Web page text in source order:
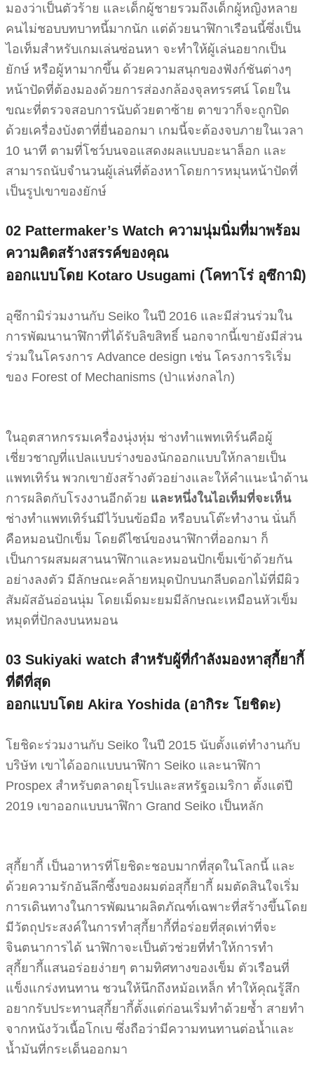
มองว่าเป็นตัวร้าย และเด็กผู้ชายรวมถึงเด็กผู้หญิงหลาย
คนไม่ชอบบทบาทนี้มากนัก แต่ด้วยนาฬิกาเรือนนี้ซึ่งเป็น
ไอเท็มสำหรับเกมเล่นซ่อนหา จะทำให้ผู้เล่นอยากเป็น
ยักษ์ หรือผู้หามากขึ้น ด้วยความสนุกของฟังก์ชันต่างๆ
หน้าปัดที่ต้องมองด้วยการส่องกล้องจุลทรรศน์ โดยใน
ขณะที่ตรวจสอบการนับด้วยตาซ้าย ตาขวาก็จะถูกปิด
ด้วยเครื่องบังตาที่ยื่นออกมา เกมนี้จะต้องจบภายในเวลา
10 นาที ตามที่โชว์บนจอแสดงผลแบบอะนาล็อก และ
สามารถนับจำนวนผู้เล่นที่ต้องหาโดยการหมุนหน้าปัดที่
เป็นรูปเขาของยักษ์
02 Pattermaker’s Watch ความนุ่มนิ่มที่มาพร้อม
ความคิดสร้างสรรค์ของคุณ
ออกแบบโดย Kotaro Usugami (โคทาโร่ อุซึกามิ)
อุซึกามิร่วมงานกับ Seiko ในปี 2016 และมีส่วนร่วมใน
การพัฒนานาฬิกาที่ได้รับลิขสิทธิ์ นอกจากนี้เขายังมีส่วน
ร่วมในโครงการ Advance design เช่น โครงการริเริ่ม
ของ Forest of Mechanisms (ป่าแห่งกลไก)
ในอุตสาหกรรมเครื่องนุ่งหุ่ม ช่างทำแพทเทิร์นคือผู้
เชี่ยวชาญที่แปลแบบร่างของนักออกแบบให้กลายเป็น
แพทเทิร์น พวกเขายังสร้างตัวอย่างและให้คำแนะนำด้าน
การผลิตกับโรงงานอีกด้วย และหนึ่งในไอเท็มที่จะเห็น
ช่างทำแพทเทิร์นมีไว้บนข้อมือ หรือบนโต๊ะทำงาน นั่นก็
คือหมอนปักเข็ม โดยดีไซน์ของนาฬิกาที่ออกมา ก็
เป็นการผสมผสานนาฬิกาและหมอนปักเข็มเข้าด้วยกัน
อย่างลงตัว มีลักษณะคล้ายหมุดปักบนกลีบดอกไม้ที่มีผิว
สัมผัสอันอ่อนนุ่ม โดยเม็ดมะยมมีลักษณะเหมือนหัวเข็ม
หมุดที่ปักลงบนหมอน
03 Sukiyaki watch สำหรับผู้ที่กำลังมองหาสุกี้ยากี้
ที่ดีที่สุด
ออกแบบโดย Akira Yoshida (อากิระ โยชิดะ)
โยชิดะร่วมงานกับ Seiko ในปี 2015 นับตั้งแต่ทำงานกับ
บริษัท เขาได้ออกแบบนาฬิกา Seiko และนาฬิกา
Prospex สำหรับตลาดยุโรปและสหรัฐอเมริกา ตั้งแต่ปี
2019 เขาออกแบบนาฬิกา Grand Seiko เป็นหลัก
สุกี้ยากี้ เป็นอาหารที่โยชิดะชอบมากที่สุดในโลกนี้ และ
ด้วยความรักอันลึกซึ้งของผมต่อสุกี้ยากี้ ผมตัดสินใจเริ่ม
การเดินทางในการพัฒนาผลิตภัณฑ์เฉพาะที่สร้างขึ้นโดย
มีวัตถุประสงค์ในการทำสุกี้ยากี้ที่อร่อยที่สุดเท่าที่จะ
จินตนาการได้ นาฬิกาจะเป็นตัวช่วยที่ทำให้การทำ
สุกี้ยากี้แสนอร่อยง่ายๆ ตามทิศทางของเข็ม ตัวเรือนที่
แข็งแกร่งทนทาน ชวนให้นึกถึงหม้อเหล็ก ทำให้คุณรู้สึก
อยากรับประทานสุกี้ยากี้ตั้งแต่ก่อนเริ่มทำด้วยซ้ำ สายทำ
จากหนังวัวเนื้อโกเบ ซึ่งถือว่ามีความทนทานต่อน้ำและ
น้ำมันที่กระเด็นออกมา